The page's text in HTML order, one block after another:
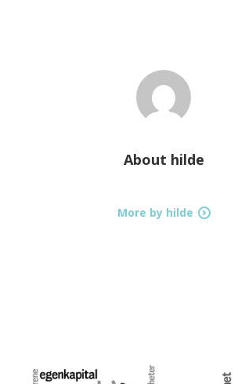
About hilde
More by hilde